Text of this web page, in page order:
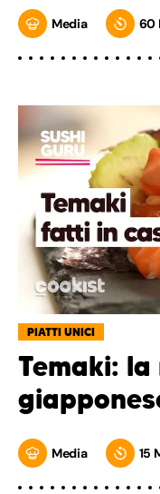
Media 60
PIATTI UNICI
Temaki:
Media 15